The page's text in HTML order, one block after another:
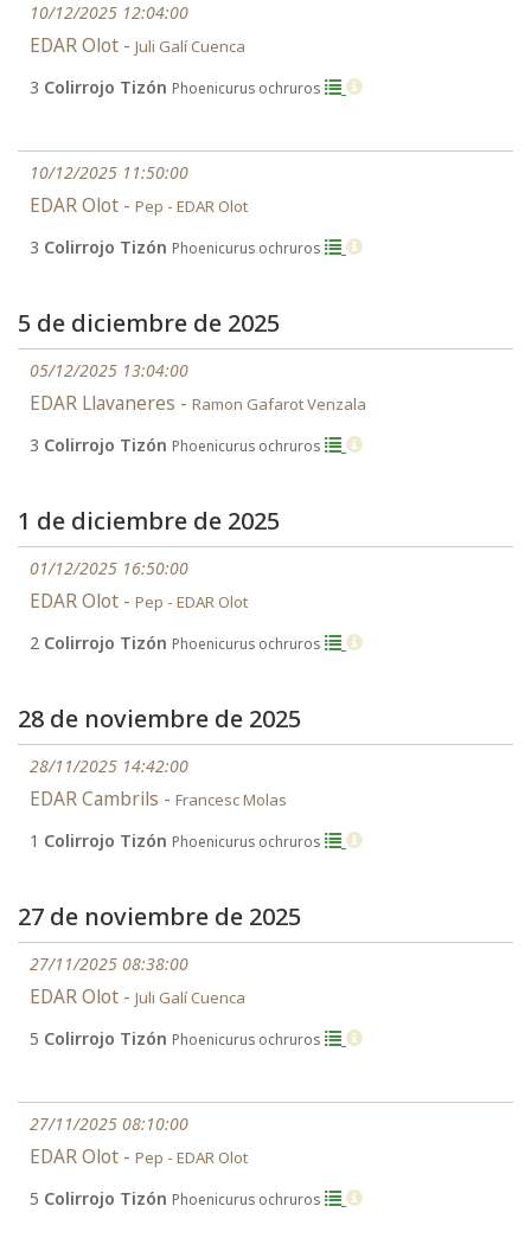
10/12/2025 12:04:00
EDAR Olot - Juli Galí Cuenca
3 Colirrojo Tizón Phoenicurus ochruros
10/12/2025 11:50:00
EDAR Olot - Pep - EDAR Olot
3 Colirrojo Tizón Phoenicurus ochruros
5 de diciembre de 2025
05/12/2025 13:04:00
EDAR Llavaneres - Ramon Gafarot Venzala
3 Colirrojo Tizón Phoenicurus ochruros
1 de diciembre de 2025
01/12/2025 16:50:00
EDAR Olot - Pep - EDAR Olot
2 Colirrojo Tizón Phoenicurus ochruros
28 de noviembre de 2025
28/11/2025 14:42:00
EDAR Cambrils - Francesc Molas
1 Colirrojo Tizón Phoenicurus ochruros
27 de noviembre de 2025
27/11/2025 08:38:00
EDAR Olot - Juli Galí Cuenca
5 Colirrojo Tizón Phoenicurus ochruros
27/11/2025 08:10:00
EDAR Olot - Pep - EDAR Olot
5 Colirrojo Tizón Phoenicurus ochruros